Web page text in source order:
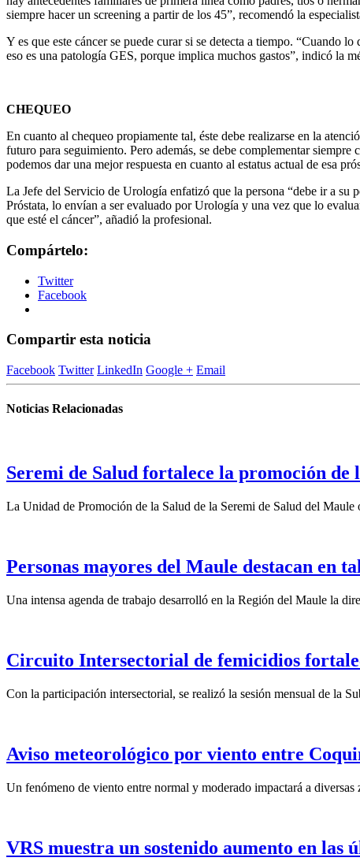
siempre hacer un screening a partir de los 45”, recomendó la
Y es que este cáncer se puede curar si se detecta a tiempo. “Cuando
eso es una patología GES, porque implica muchos gastos”, indicó la
CHEQUEO
En cuanto al chequeo propiamente tal, éste debe realizarse en la
futuro para seguimiento. Pero además, se debe complementar
podemos dar una mejor respuesta en cuanto al estatus actual de esa
La Jefe del Servicio de Urología enfatizó que la persona “debe ir a su
Próstata, lo envían a ser evaluado por Urología y una vez que lo
que esté el cáncer”, añadió la profesional.
Compártelo:
Twitter
Facebook
Compartir esta noticia
Facebook Twitter LinkedIn Google + Email
Noticias Relacionadas
Seremi de Salud fortalece la promoción de
La Unidad de Promoción de la Salud de la Seremi de Salud del Maule
Personas mayores del Maule destacan
Una intensa agenda de trabajo desarrolló en la Región del Maule la
Circuito Intersectorial de femicidios
Con la participación intersectorial, se realizó la sesión mensual de la
Aviso meteorológico por viento entre
Un fenómeno de viento entre normal y moderado impactará a
VRS muestra un sostenido aumento en las